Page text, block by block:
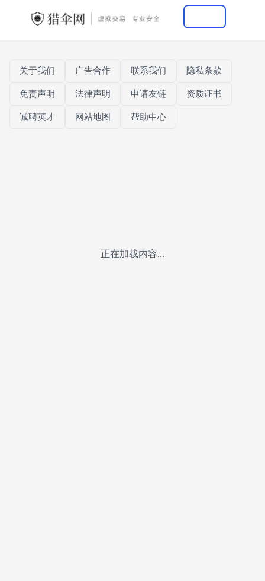
关于我们 广告合作 联系我们 隐私条款
免责声明 法律声明 申请友链 资质证书
诚聘英才 网站地图 帮助中心
正在加载内容...